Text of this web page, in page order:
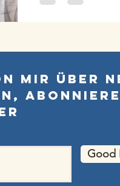
mir über
Good